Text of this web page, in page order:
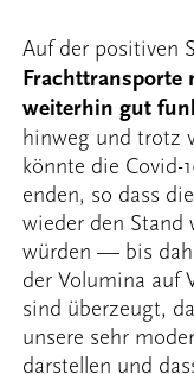
Auf der positiven
Frachttransporte
weiterhin gut
hinweg und trotz
könnte die Covid-
enden, so dass
wieder den Stand
würden — bis
der Volumina auf
sind überzeugt,
unsere sehr
darstellen und